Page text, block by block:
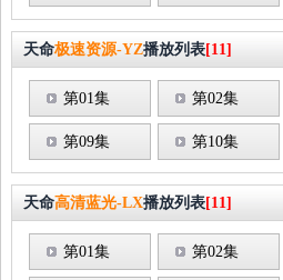
天命极速资源-YZ播放列表[11]
第01集 第02集
第09集 第10集
天命高清蓝光-LX播放列表[11]
第01集 第02集